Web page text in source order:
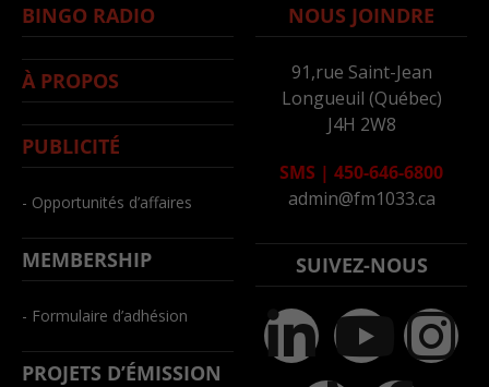
BINGO RADIO
À PROPOS
PUBLICITÉ
- Opportunités d’affaires
MEMBERSHIP
- Formulaire d’adhésion
PROJETS D’ÉMISSION
NOUS JOINDRE
91,rue Saint-Jean
Longueuil (Québec)
J4H 2W8
SMS | 450-646-6800
admin@fm1033.ca
SUIVEZ-NOUS